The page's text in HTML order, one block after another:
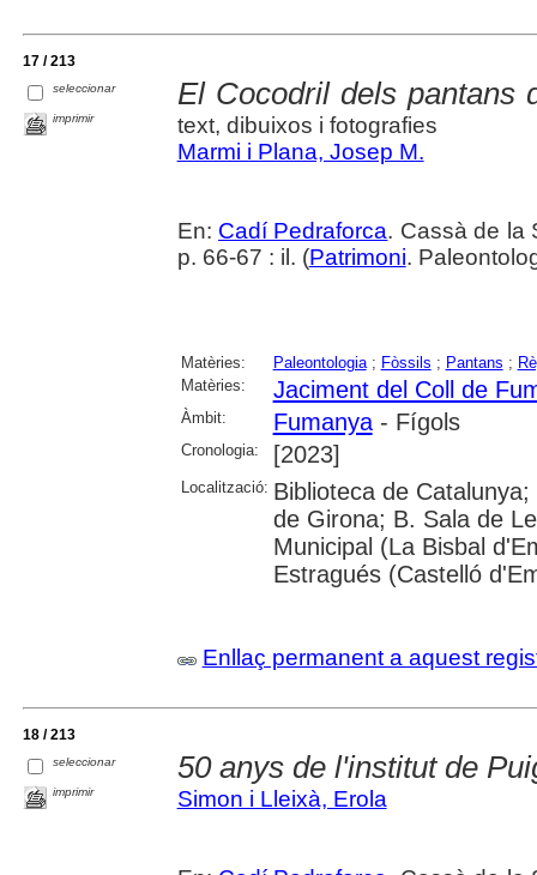
17 / 213
seleccionar
imprimir
El Cocodril dels pantans
text, dibuixos i fotografies
Marmi i Plana, Josep M.
En: Cadí Pedraforca. Cassà de la
p. 66-67 : il. (Patrimoni.
Matèries: Paleontologia; Fòssils ; Pantans ;
Matèries:
Jaciment del Coll de
Àmbit: Fumanya- Fígols
Cronologia: [2023]
Localització: Biblioteca de
de Girona; B. Sala de
Municipal (La Bisbal
Estragués (Castelló
Enllaç permanent a aquest
18 / 213
seleccionar
imprimir
50 anys de l'institut de
Simon i Lleixà, Erola